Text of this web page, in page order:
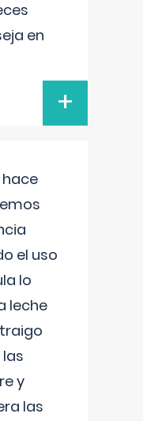
en
+
el uso
lo
leche
y
las